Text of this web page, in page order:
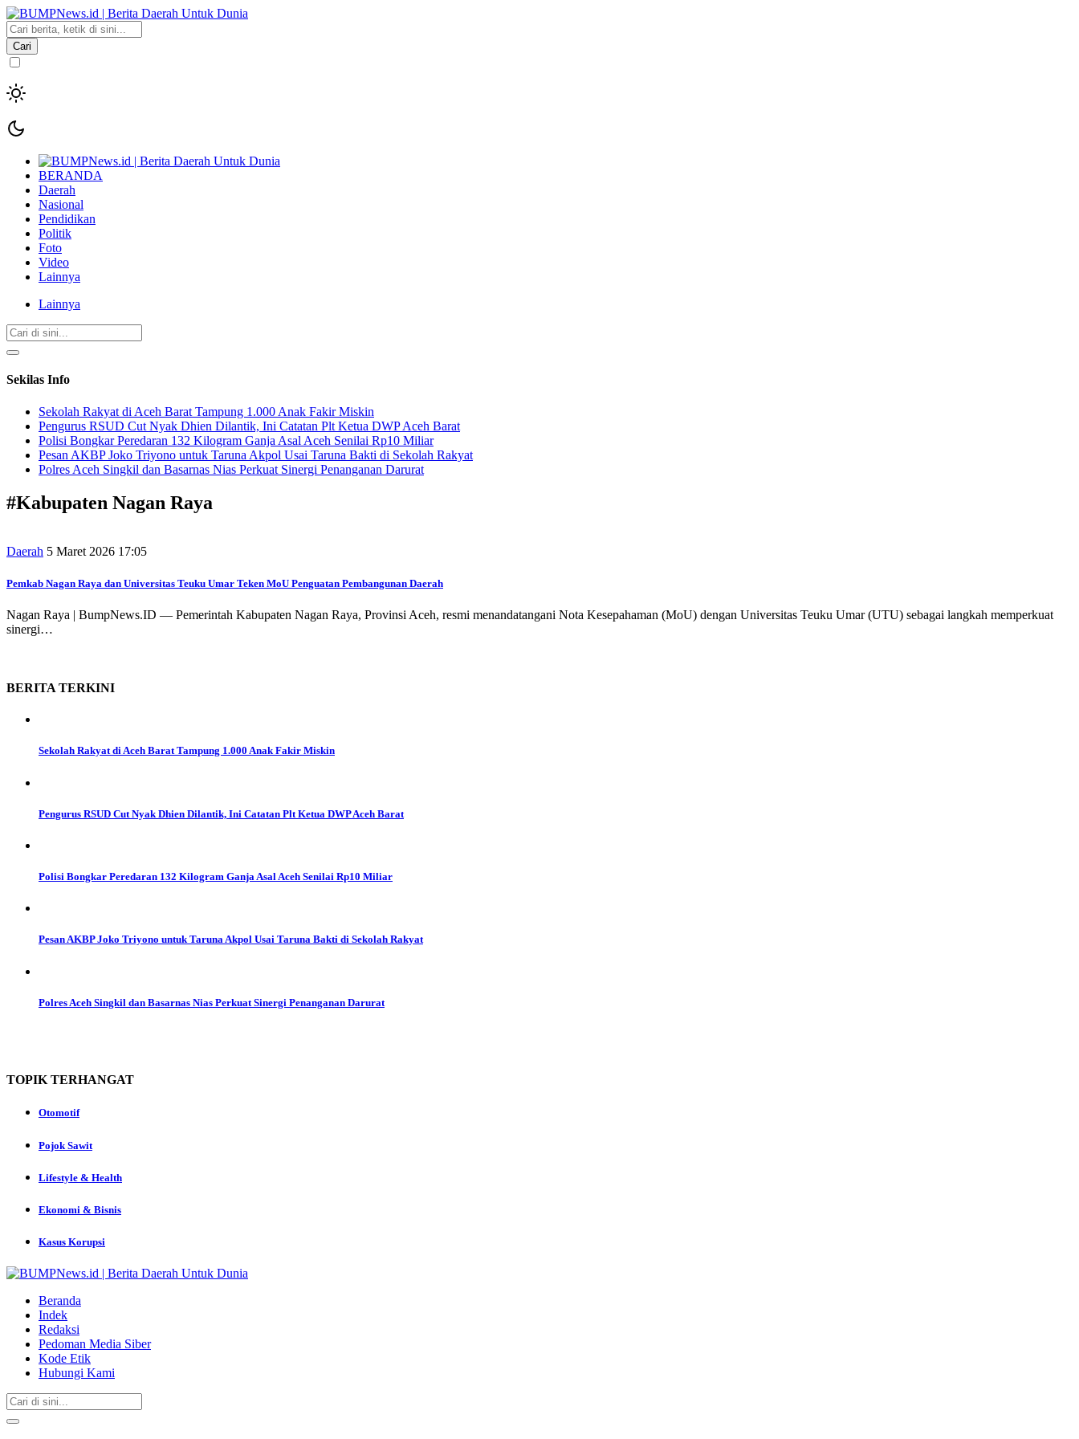
Cari
BERANDA
Daerah
Nasional
Pendidikan
Politik
Foto
Video
Lainnya
Lainnya
Sekilas Info
Sekolah Rakyat di Aceh Barat Tampung 1.000 Anak Fakir Miskin
Pengurus RSUD Cut Nyak Dhien Dilantik, Ini Catatan Plt Ketua DWP Aceh Barat
Polisi Bongkar Peredaran 132 Kilogram Ganja Asal Aceh Senilai Rp10 Miliar
Pesan AKBP Joko Triyono untuk Taruna Akpol Usai Taruna Bakti di Sekolah Rakyat
Polres Aceh Singkil dan Basarnas Nias Perkuat Sinergi Penanganan Darurat
#Kabupaten Nagan Raya
Daerah 5 Maret 2026 17:05
Pemkab Nagan Raya dan Universitas Teuku Umar Teken MoU Penguatan Pembangunan Daerah
Nagan Raya | BumpNews.ID — Pemerintah Kabupaten Nagan Raya, Provinsi Aceh, resmi menandatangani Nota Kesepahaman (MoU) dengan Universitas Teuku Umar (UTU) sebagai langkah memperkuat
sinergi…
BERITA TERKINI
Sekolah Rakyat di Aceh Barat Tampung 1.000 Anak Fakir Miskin
Pengurus RSUD Cut Nyak Dhien Dilantik, Ini Catatan Plt Ketua DWP Aceh Barat
Polisi Bongkar Peredaran 132 Kilogram Ganja Asal Aceh Senilai Rp10 Miliar
Pesan AKBP Joko Triyono untuk Taruna Akpol Usai Taruna Bakti di Sekolah Rakyat
Polres Aceh Singkil dan Basarnas Nias Perkuat Sinergi Penanganan Darurat
TOPIK TERHANGAT
Otomotif
Pojok Sawit
Lifestyle & Health
Ekonomi & Bisnis
Kasus Korupsi
Beranda
Indek
Redaksi
Pedoman Media Siber
Kode Etik
Hubungi Kami